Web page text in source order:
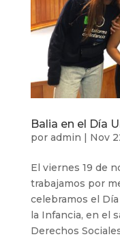
Balia en el Día
por admin | Nov
El viernes 19 de
trabajamos por
celebramos el
la Infancia, en el
Derechos